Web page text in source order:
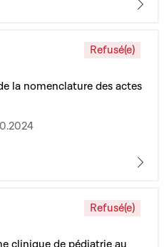
Refusé(e)
la nomenclature des actes
Refusé(e)
clinique de pédiatrie au